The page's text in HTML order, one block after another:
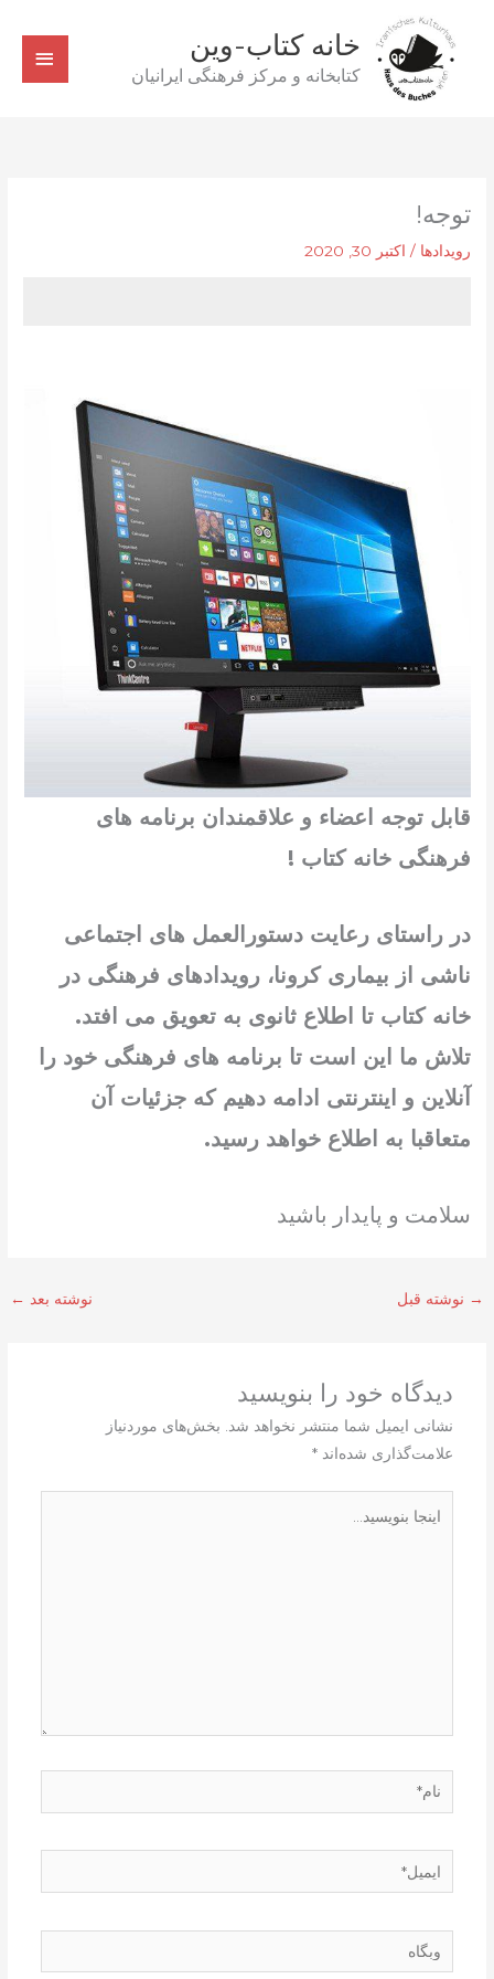
خانه کتاب-وین
کتابخانه و مرکز فرهنگی ایرانیان
توجه!
رویدادها / اکتبر 30, 2020
قابل توجه اعضاء و علاقمندان برنامه های
فرهنگی خانه کتاب !
در راستای رعایت دستورالعمل های اجتماعی
ناشی از بیماری کرونا، رویدادهای فرهنگی در
خانه کتاب تا اطلاع ثانوی به تعویق می افتد.
تلاش ما این است تا برنامه های فرهنگی خود را
آنلاین و اینترنتی ادامه دهیم که جزئیات آن
متعاقبا به اطلاع خواهد رسید.
سلامت و پایدار باشید
→ نوشته قبل نوشته بعد ←
دیدگاه‌ خود را بنویسید
نشانی ایمیل شما منتشر نخواهد شد. بخش‌های موردنیاز
علامت‌گذاری شده‌اند *
نام*
ایمیل*
وبگاه